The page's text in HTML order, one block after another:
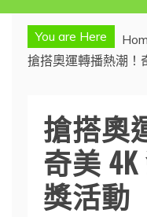
You are Here
搶搭奧運轉播熱潮！
搶搭奧
奇美
獎活動